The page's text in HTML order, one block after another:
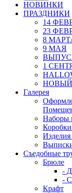
НОВИНКИ
ПРАЗДНИКИ
14
23
8
9 МАЯ
1
НОВЫЙ
Галерея
Наборы
Изделия
Съедобные
Брюле
-
-
Крафт